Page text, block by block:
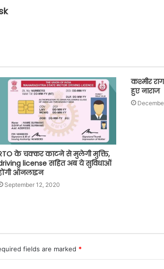
के चक्कर काटने से मुलेगी मुक्ति,
license सहित अब ये सुविधाओं
ऑनलाइन
September 12, 2020
कश्मीर
हुए नाराज
fields are marked *